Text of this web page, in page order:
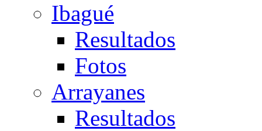
Ibagué
Resultados
Fotos
Arrayanes
Resultados